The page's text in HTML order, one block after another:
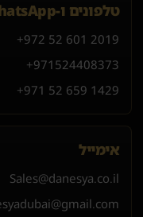
טלפונים ו-WhatsApp
+972 52 601 2019
+971 524408373
+971 52 659 1429
אימייל
Sales@danesya.co.il